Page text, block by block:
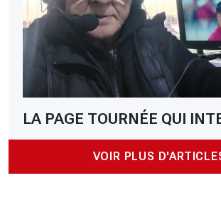
LA PAGE TOURNÉE QUI
VOIR PLUS